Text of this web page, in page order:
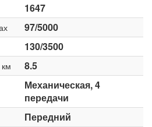
1647
97/5000
130/3500
8.5
Механическая, 4
передачи
Передний